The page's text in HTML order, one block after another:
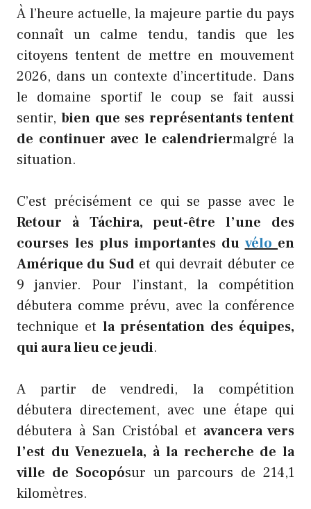
À l’heure actuelle, la majeure partie du pays
connaît un calme tendu, tandis que les
citoyens tentent de mettre en mouvement
2026, dans un contexte d’incertitude. Dans
le domaine sportif le coup se fait aussi
sentir,bien que ses représentants tentent
de continuer avec le calendriermalgré la
situation.
C’est précisément ce qui se passe avec le
Retour à Táchira, peut-être l’une des
courses les plus importantes du vélo en
Amérique du Sudet qui devrait débuter ce
9 janvier. Pour l’instant, la compétition
débutera comme prévu, avec la conférence
technique et la présentation des équipes,
qui aura lieu ce jeudi.
A partir de vendredi, la compétition
débutera directement, avec une étape qui
débutera à San Cristóbal et avancera vers
l’est du Venezuela, à la recherche de la
ville de Socopósur un parcours de 214,1
kilomètres.